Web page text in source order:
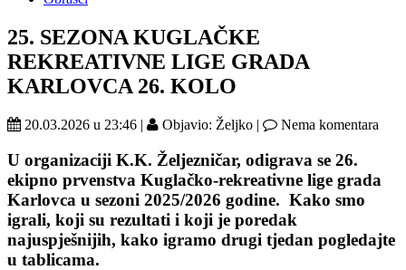
25. SEZONA KUGLAČKE
REKREATIVNE LIGE GRADA
KARLOVCA 26. KOLO
20.03.2026 u 23:46 | Objavio: Željko | Nema komentara
U organizaciji K.K. Željezničar, odigrava se 26.
ekipno prvenstva Kuglačko-rekreativne lige grada
Karlovca u sezoni 2025/2026 godine. Kako smo
igrali, koji su rezultati i koji je poredak
najuspješnijih, kako igramo drugi tjedan pogledajte
u tablicama.